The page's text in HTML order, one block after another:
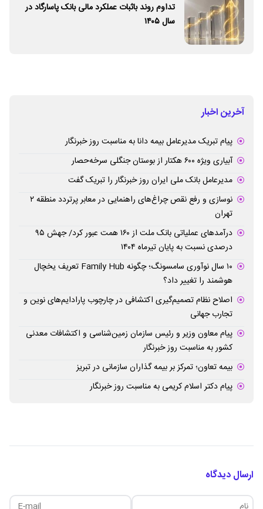
تداوم روند باثبات عملکرد مالی بانک پاسارگاد در
سال ۱۴۰۵
آخرین اخبار
پیام ‌تبریک‌ مدیرعامل بیمه دانا به مناسبت روز خبرنگار
آبیاری ویژه ۶۰۰ هکتار از بوستان جنگلی سرخه‌حصار
مدیرعامل بانک ملی ایران روز خبرنگار را تبریک گفت
نوسازی و رفع نقص چراغ‌های راهنمایی در معابر پرتردد منطقه ۲
تهران
درآمدهای عملیاتی بانک ملت از ۱۶۰ همت عبور کرد/ جهش ۹۵
درصدی نسبت به پایان تیرماه ۱۴۰۴
۱۰ سال نوآوری سامسونگ؛ چگونه Family Hub تعریف یخچال
هوشمند را تغییر داد؟
اصلاح نظام تصمیم‌گیری اکتشافی در چارچوب پارادایم‌های نوین و
تجارب جهانی
پیام معاون وزیر و رئیس سازمان زمین‌شناسی و اکتشافات معدنی
کشور به مناسبت روز خبرنگار
بیمه تعاون؛ تمرکز بر بیمه گذاران سازمانی در تبریز
پیام دکتر اسلام کریمی به مناسبت روز خبرنگار
ارسال دیدگاه